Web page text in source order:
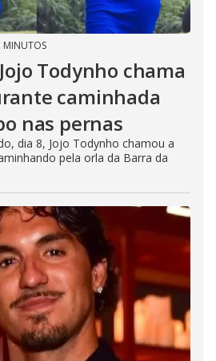
MINUTOS
Todynho chama
caminhada
nas pernas
dia 8, Jojo Todynho chamou a
pela orla da Barra da